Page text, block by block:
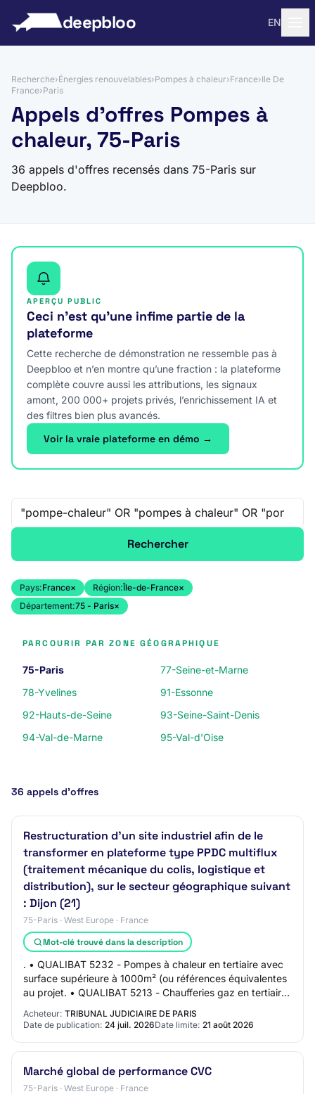
deepbloo EN
Recherche›Énergies renouvelables›Pompes à chaleur›France›Ile De
France›Paris
Appels d'offres Pompes à
chaleur, 75-Paris
36 appels d'offres recensés dans 75-Paris sur
Deepbloo.
APERÇU PUBLIC
Ceci n’est qu’une infime partie de la
plateforme
Cette recherche de démonstration ne ressemble pas à
Deepbloo et n’en montre qu’une fraction : la plateforme
complète couvre aussi les attributions, les signaux
amont, 200 000+ projets privés, l’enrichissement IA et
des filtres bien plus avancés.
Voir la vraie plateforme en démo →
Recherche libre
Rechercher
Pays:France× Région:Île-de-France×
Département:75 - Paris×
PARCOURIR PAR ZONE GÉOGRAPHIQUE
75-Paris
77-Seine-et-Marne
78-Yvelines
91-Essonne
92-Hauts-de-Seine
93-Seine-Saint-Denis
94-Val-de-Marne
95-Val-d'Oise
36 appels d’offres
Restructuration d'un site industriel afin de le
transformer en plateforme type PPDC multiflux
(traitement mécanique du colis, logistique et
distribution), sur le secteur géographique suivant
: Dijon (21)
75-Paris · West Europe · France
Mot-clé trouvé dans la description
. • QUALIBAT 5232 - Pompes à chaleur en tertiaire avec
surface supérieure à 1000m² (ou références équivalentes
au projet. • QUALIBAT 5213 - Chaufferies gaz en tertiaire
Acheteur: TRIBUNAL JUDICIAIRE DE PARIS
Date de publication: 24 juil. 2026Date limite: 21 août 2026
Marché global de performance CVC
75-Paris · West Europe · France